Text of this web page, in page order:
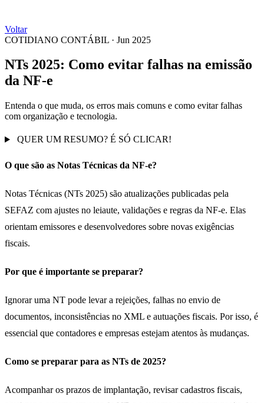
Voltar
COTIDIANO CONTÁBIL · Jun 2025
NTs 2025: Como evitar falhas na emissão
da NF-e
Entenda o que muda, os erros mais comuns e como evitar falhas
com organização e tecnologia.
QUER UM RESUMO? É SÓ CLICAR!
O que são as Notas Técnicas da NF-e?
Notas Técnicas (NTs 2025) são atualizações publicadas pela
SEFAZ com ajustes no leiaute, validações e regras da NF-e. Elas
orientam emissores e desenvolvedores sobre novas exigências
fiscais.
Por que é importante se preparar?
Ignorar uma NT pode levar a rejeições, falhas no envio de
documentos, inconsistências no XML e autuações fiscais. Por isso, é
essencial que contadores e empresas estejam atentos às mudanças.
Como se preparar para as NTs de 2025?
Acompanhar os prazos de implantação, revisar cadastros fiscais,